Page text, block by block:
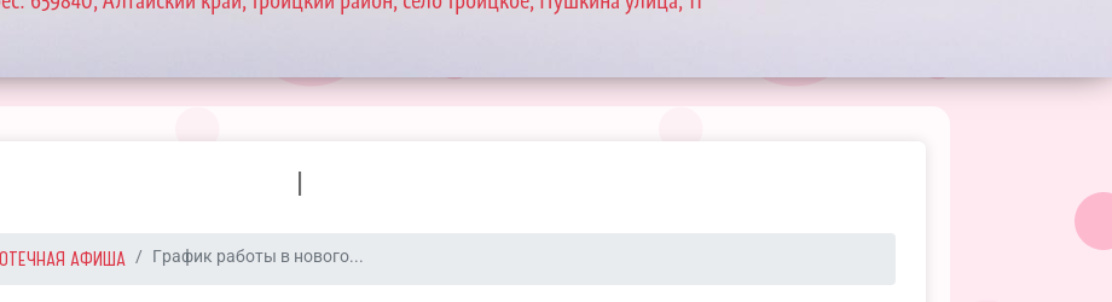
I
АФИША График работы в нового...